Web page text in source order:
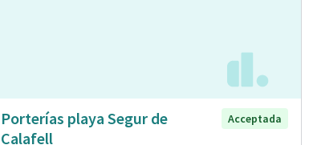
Porterías playa Segur de
Calafell
Acceptada